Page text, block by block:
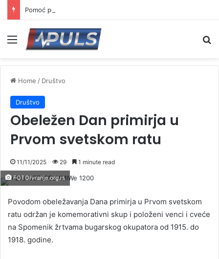
Menu
Home / Društvo
Društvo
Obeležen Dan primirja u
Prvom svetskom ratu
11/11/2025 29 1 minute read
FOTO/vranje.org.rs
Povodom obeležavanja Dana primirja u Prvom svetskom
ratu održan je komemorativni skup i položeni venci i cveće
na Spomenik žrtvama bugarskog okupatora od 1915. do
1918. godine.